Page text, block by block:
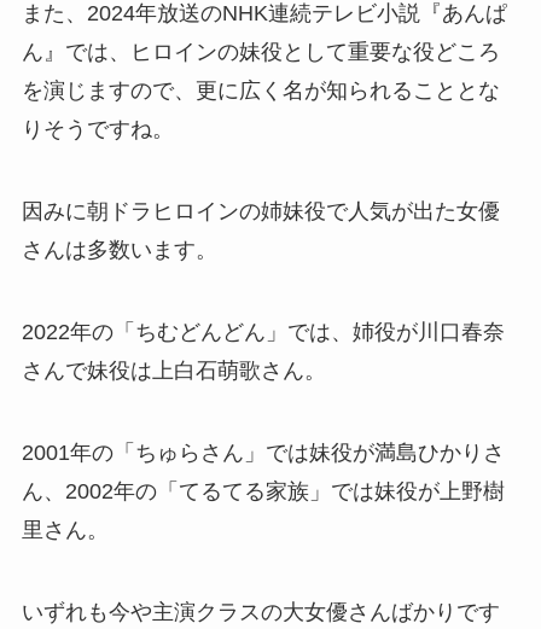
また、2024年放送のNHK連続テレビ小説『あんぱ
ん』では、ヒロインの妹役として重要な役どころ
を演じますので、更に広く名が知られることとな
りそうですね。
因みに朝ドラヒロインの姉妹役で人気が出た女優
さんは多数います。
2022年の「ちむどんどん」では、姉役が川口春奈
さんで妹役は上白石萌歌さん。
2001年の「ちゅらさん」では妹役が満島ひかりさ
ん、2002年の「てるてる家族」では妹役が上野樹
里さん。
いずれも今や主演クラスの大女優さんばかりです